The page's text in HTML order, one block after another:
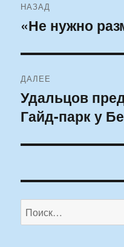
по
НАЗАД
Предыдущая
«Не нужно
ДАЛЕЕ
Следующая
запись:
Удальцов
Гайд-парк у
Искать: